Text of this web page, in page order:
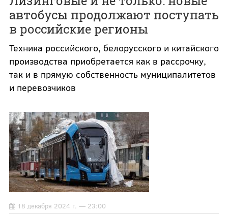
автобусы продолжают поступать
в российские регионы
Техника российского, белорусского и китайского
производства приобретается как в рассрочку,
так и в прямую собственность муниципалитетов
и перевозчиков
18 декабря 2024 г. — 23:00